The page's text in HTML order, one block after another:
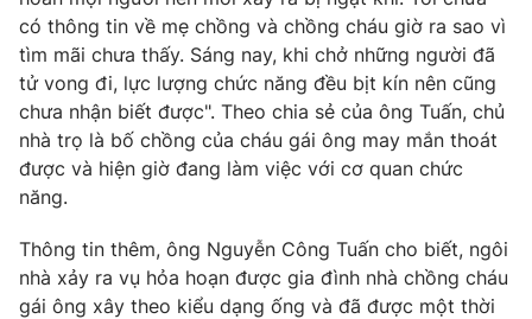
có thông tin về mẹ chồng và chồng cháu giờ ra sao vì
tìm mãi chưa thấy. Sáng nay, khi chở những người đã
tử vong đi, lực lượng chức năng đều bịt kín nên cũng
chưa nhận biết được". Theo chia sẻ của ông Tuấn, chủ
nhà trọ là bố chồng của cháu gái ông may mắn thoát
được và hiện giờ đang làm việc với cơ quan chức
năng.
Thông tin thêm, ông Nguyễn Công Tuấn cho biết, ngôi
nhà xảy ra vụ hỏa hoạn được gia đình nhà chồng cháu
gái ông xây theo kiểu dạng ống và đã được một thời